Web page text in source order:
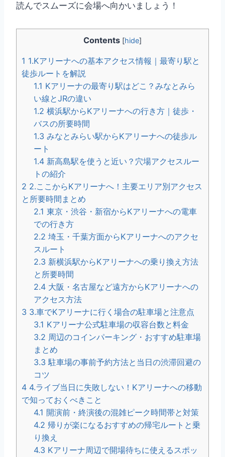
読んでスムーズに会場へ向かいましょう！
Contents [hide]
1 1.Kアリーナへの基本アクセス情報｜最寄り駅と
徒歩ルートを解説
1.1 Kアリーナの最寄り駅はどこ？みなとみら
い線とJRの違い
1.2 横浜駅からKアリーナへの行き方｜徒歩・
バスの所要時間
1.3 みなとみらい駅からKアリーナへの徒歩ル
ート
1.4 新高島駅を使うと近い？穴場アクセスルー
トの紹介
2 2.ここからKアリーナへ！主要エリア別アクセス
と所要時間まとめ
2.1 東京・渋谷・新宿からKアリーナへの電車
での行き方
2.2 埼玉・千葉方面からKアリーナへのアクセ
スルート
2.3 新横浜駅からKアリーナへの乗り換え方法
と所要時間
2.4 大阪・名古屋など遠方からKアリーナへの
アクセス方法
3 3.車でKアリーナに行く場合の駐車場と注意点
3.1 Kアリーナ公式駐車場の収容台数と料金
3.2 周辺のコインパーキング・おすすめ駐車場
まとめ
3.3 駐車場の事前予約方法と当日の渋滞回避の
コツ
4 4.ライブ当日に失敗しない！Kアリーナへの移動
で知っておくべきこと
4.1 開演前・終演後の混雑ピーク時間帯と対策
4.2 帰りが楽になるおすすめの帰宅ルートと乗
り換え
4.3 Kアリーナ周辺で開場待ちに使えるスポッ